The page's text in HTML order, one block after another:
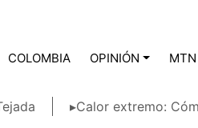
COLOMBIA OPINIÓN MTN
▸Calor extremo: